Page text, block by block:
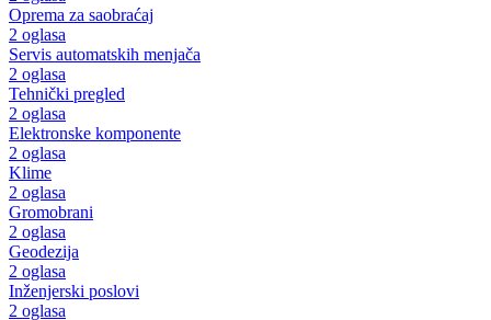
Oprema za saobraćaj
2 oglasa
Servis automatskih menjača
2 oglasa
Tehnički pregled
2 oglasa
Elektronske komponente
2 oglasa
Klime
2 oglasa
Gromobrani
2 oglasa
Geodezija
2 oglasa
Inženjerski poslovi
2 oglasa